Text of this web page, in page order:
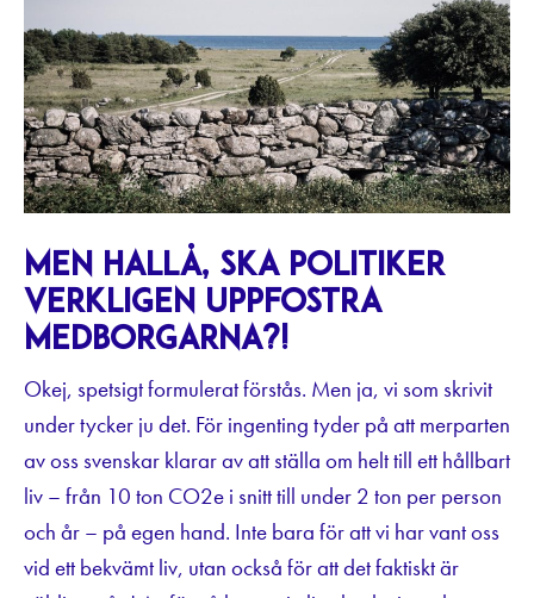
Men hallå, ska politiker
verkligen uppfostra
medborgarna?!
Okej, spetsigt formulerat förstås. Men ja, vi som skrivit
under tycker ju det. För ingenting tyder på att merparten
av oss svenskar klarar av att ställa om helt till ett hållbart
liv – från 10 ton CO2e i snitt till under 2 ton per person
och år – på egen hand. Inte bara för att vi har vant oss
vid ett bekvämt liv, utan också för att det faktiskt är